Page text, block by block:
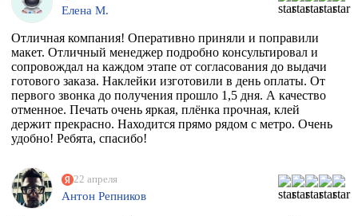
Елена М.
Отличная компания! Оперативно приняли и поправили
макет. Отличный менеджер подробно консультировал и
сопровождал на каждом этапе от согласования до выдачи
готового заказа. Наклейки изготовили в день оплаты. От
первого звонка до получения прошло 1,5 дня. А качество
отменное. Печать очень яркая, плёнка прочная, клей
держит прекрасно. Находится прямо рядом с метро. Очень
удобно! Ребята, спасибо!
22 апреля
Антон Репников